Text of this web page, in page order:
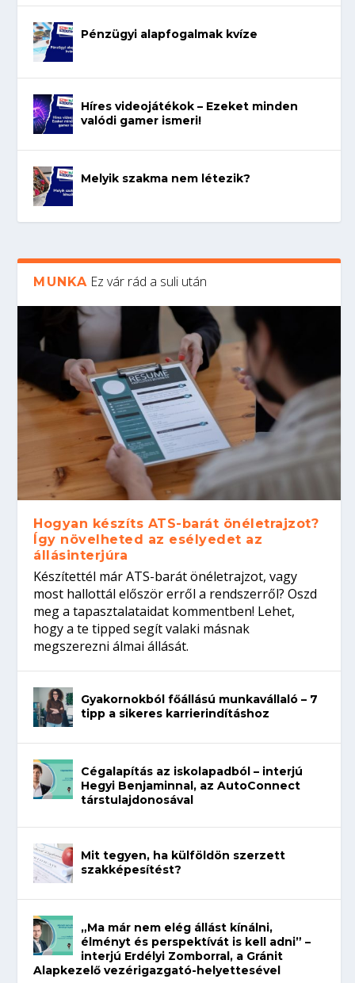
Pénzügyi alapfogalmak kvíze
Híres videojátékok – Ezeket minden
valódi gamer ismeri!
Melyik szakma nem létezik?
MUNKA Ez vár rád a suli után
Hogyan készíts ATS-barát önéletrajzot?
Így növelheted az esélyedet az
állásinterjúra
Készítettél már ATS-barát önéletrajzot, vagy
most hallottál először erről a rendszerről? Oszd
meg a tapasztalataidat kommentben! Lehet,
hogy a te tipped segít valaki másnak
megszerezni álmai állását.
Gyakornokból főállású munkavállaló – 7
tipp a sikeres karrierindításhoz
Cégalapítás az iskolapadból – interjú
Hegyi Benjaminnal, az AutoConnect
társtulajdonosával
Mit tegyen, ha külföldön szerzett
szakképesítést?
„Ma már nem elég állást kínálni,
élményt és perspektívát is kell adni” –
interjú Erdélyi Zomborral, a Gránit
Alapkezelő vezérigazgató-helyettesével